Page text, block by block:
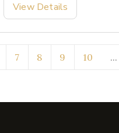
View Details
7 8 9 10 ...